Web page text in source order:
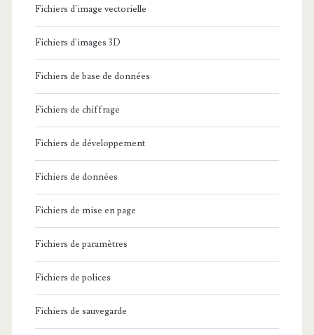
Fichiers d'image vectorielle
Fichiers d'images 3D
Fichiers de base de données
Fichiers de chiffrage
Fichiers de développement
Fichiers de données
Fichiers de mise en page
Fichiers de paramètres
Fichiers de polices
Fichiers de sauvegarde